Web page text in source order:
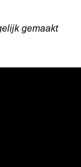
gemaakt